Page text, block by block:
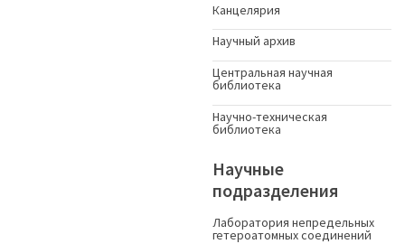
Канцелярия
Научный архив
Центральная научная
библиотека
Научно-техническая
библиотека
Научные
подразделения
Лаборатория непредельных
гетероатомных соединений